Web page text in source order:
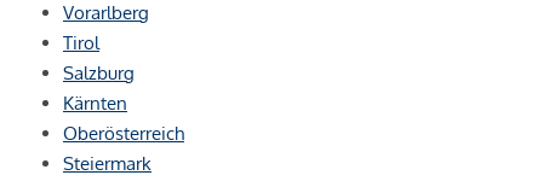
Vorarlberg
Tirol
Salzburg
Kärnten
Oberösterreich
Steiermark